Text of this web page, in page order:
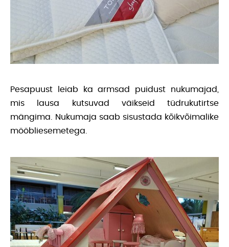
Pesapuust leiab ka armsad puidust nukumajad,
mis lausa kutsuvad väikseid tüdrukutirtse
mängima. Nukumaja saab sisustada kõikvõimalike
mööbliesemetega.